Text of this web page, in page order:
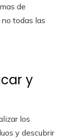
de
todas las
y
los
y descubrir